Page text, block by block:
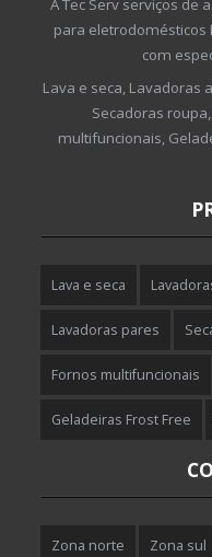
A Tec Serv serviços de
para eletrodomésticos
com
Lava e seca, Lavadoras
Secadoras
multifuncionais,
Lava e seca
Lavadoras pares
Fornos multifuncionais
Geladeiras Frost Free
Zona norte Zona sul